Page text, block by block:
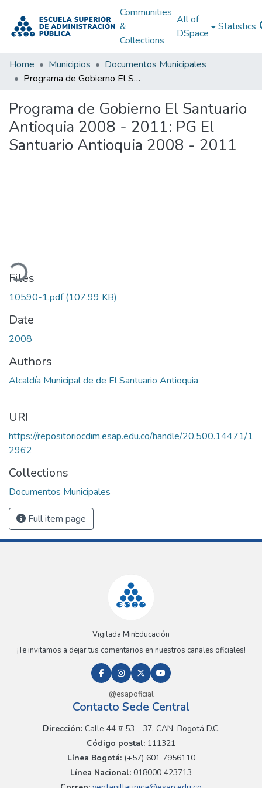
Communities
&
Collections
All of
DSpace
Statistics
Home Municipios
Documentos Municipales
Programa de Gobierno El Santuario Antioquia 2008 - 2011: PG El Santuario Antioquia 2008 - 2011
Programa de Gobierno El Santuario
Antioquia 2008 - 2011: PG El
Santuario Antioquia 2008 - 2011
Files
10590-1.pdf(107.99 KB)
Date
2008
Authors
Alcaldía Municipal de de El Santuario Antioquia
URI
https://repositoriocdim.esap.edu.co/handle/20.500.14471/1
2962
Collections
Documentos Municipales
Full item page
Vigilada MinEducación
¡Te invitamos a dejar tus comentarios en nuestros canales oficiales!
@esapoficial
Contacto Sede Central
Dirección:Calle 44 # 53 - 37, CAN, Bogotá D.C.
Código postal: 111321
Línea Bogotá:(+57) 601 7956110
Línea Nacional: 018000 423713